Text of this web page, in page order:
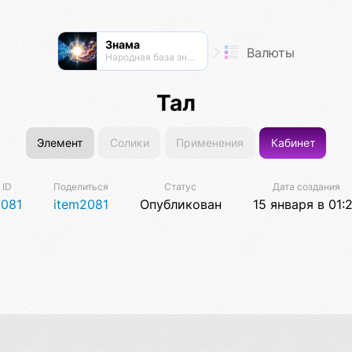
Знама
Народная база знаний Валюты
Тал
Элемент Солики Применения Кабинет
ID Поделиться
item2081
Статус
Опубликован
Дата создания
15 января в